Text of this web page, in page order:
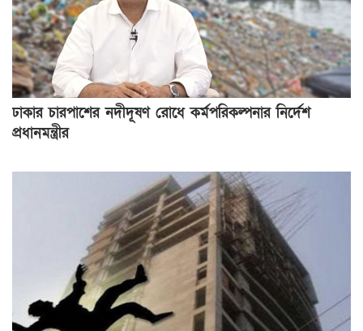
ঢাকার চারপাশের নদীদূষণ রোধে কর্মপরিকল্পনার নির্দেশ
প্রধানমন্ত্রীর